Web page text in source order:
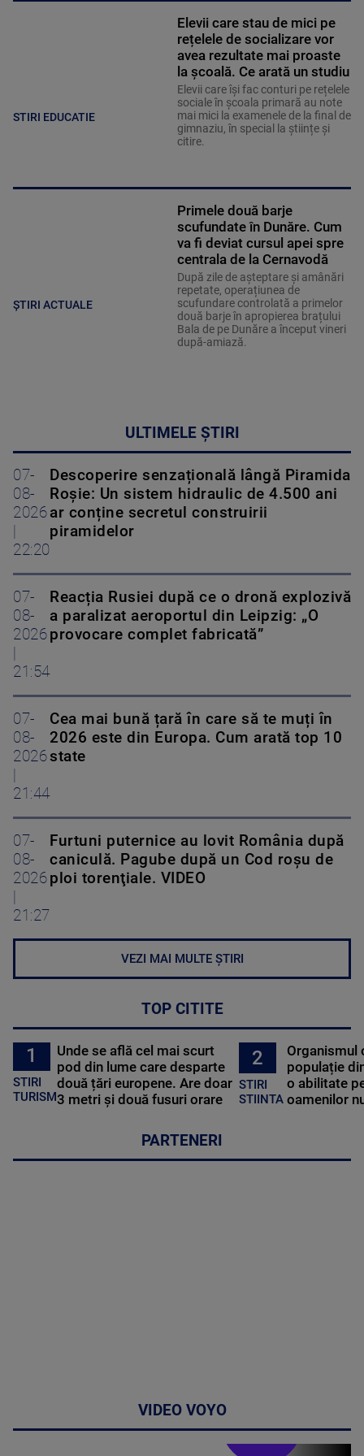
STIRI EDUCATIE
Elevii care stau de mici pe
rețelele de socializare vor
avea rezultate mai proaste
la școală. Ce arată un studiu
Elevii care îşi fac conturi pe rețelele
sociale în școala primară au note
mai mici la examenele de la final de
gimnaziu, în special la științe și
citire.
ȘTIRI ACTUALE
Primele două barje
scufundate în Dunăre. Cum
va fi deviat cursul apei spre
centrala de la Cernavodă
După zile de așteptare și amânări
repetate, operațiunea de
scufundare controlată a primelor
două barje în apropierea brațului
Bala de pe Dunăre a început vineri
după-amiază.
ULTIMELE ȘTIRI
07-
08-
2026
22:20
Descoperire senzațională lângă Piramida
Roșie: Un sistem hidraulic de 4.500 ani
ar conține secretul construirii
piramidelor
07-
08-
2026
21:54
Reacția Rusiei după ce o dronă explozivă
a paralizat aeroportul din Leipzig: „O
provocare complet fabricată”
07-
08-
2026
21:44
Cea mai bună țară în care să te muți în
2026 este din Europa. Cum arată top 10
state
07-
08-
2026
21:27
Furtuni puternice au lovit România după
caniculă. Pagube după un Cod roşu de
ploi torenţiale. VIDEO
VEZI MAI MULTE ȘTIRI
TOP CITITE
1
STIRI
TURISM
Unde se află cel mai scurt
pod din lume care desparte
două țări europene. Are doar
3 metri și două fusuri orare
2
STIRI
STIINTA
Organismul
populație
o abilitate
oamenilor
PARTENERI
VIDEO VOYO